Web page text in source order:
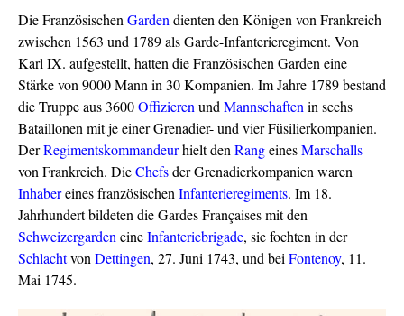
Die Französischen Garden dienten den Königen von Frankreich
zwischen 1563 und 1789 als Garde-Infanterieregiment. Von
Karl IX. aufgestellt, hatten die Französischen Garden eine
Stärke von 9000 Mann in 30 Kompanien. Im Jahre 1789 bestand
die Truppe aus 3600Offizieren und Mannschaften in sechs
Bataillonen mit je einer Grenadier- und vier Füsilierkompanien.
DerRegimentskommandeurhielt den RangeinesMarschalls
von Frankreich. DieChefsder Grenadierkompanien waren
Inhabereines französischen Infanterieregiments. Im 18.
Jahrhundert bildeten die Gardes Françaises mit den
Schweizergarden eineInfanteriebrigade, sie fochten in der
Schlachtvon Dettingen, 27. Juni 1743, und bei Fontenoy, 11.
Mai 1745.